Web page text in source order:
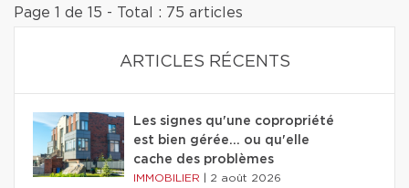
Page 1 de 15 - Total : 75 articles
ARTICLES RÉCENTS
Les signes qu'une copropriété
est bien gérée… ou qu'elle
cache des problèmes
IMMOBILIER 2 août 2026